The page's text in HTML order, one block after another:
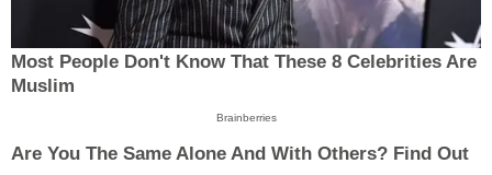
Most People Don't Know That These 8 Celebrities Are
Muslim
Brainberries
Are You The Same Alone And With Others? Find Out